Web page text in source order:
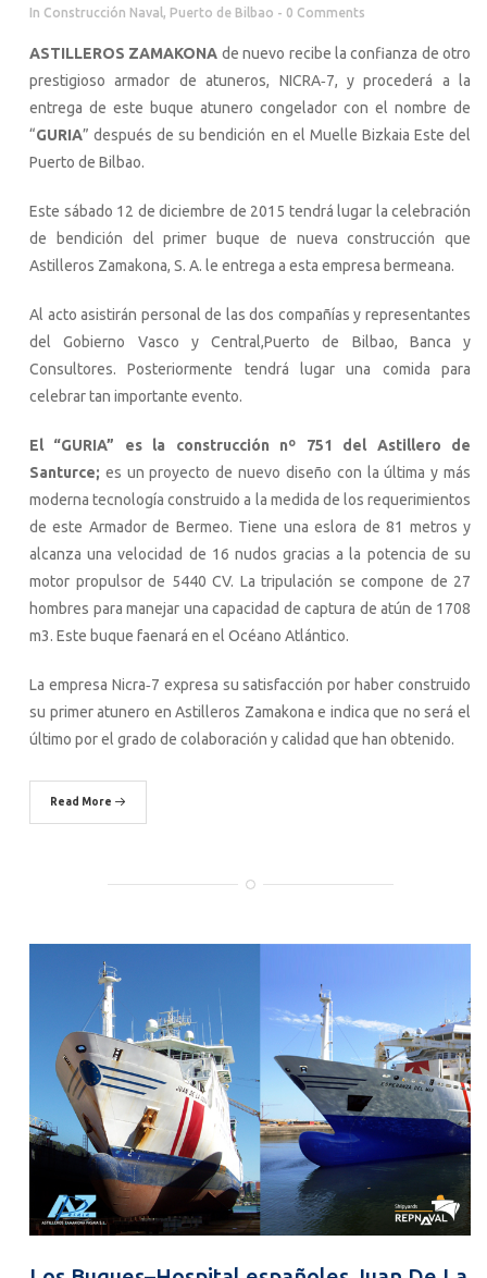
In Construcción Naval, Puerto de Bilbao 0 Comments
ASTILLEROS ZAMAKONA de nuevo recibe la confianza de otro
prestigioso armador de atuneros, NICRA‐7, y procederá a la
entrega de este buque atunero congelador con el nombre de
“GURIA” después de su bendición en el Muelle Bizkaia Este del
Puerto de Bilbao.
Este sábado 12 de diciembre de 2015 tendrá lugar la celebración
de bendición del primer buque de nueva construcción que
Astilleros Zamakona, S. A. le entrega a esta empresa bermeana.
Al acto asistirán personal de las dos compañías y representantes
del Gobierno Vasco y Central,Puerto de Bilbao, Banca y
Consultores. Posteriormente tendrá lugar una comida para
celebrar tan importante evento.
El “GURIA” es la construcción nº 751 del Astillero de
Santurce; es un proyecto de nuevo diseño con la última y más
moderna tecnología construido a la medida de los requerimientos
de este Armador de Bermeo. Tiene una eslora de 81 metros y
alcanza una velocidad de 16 nudos gracias a la potencia de su
motor propulsor de 5440 CV. La tripulación se compone de 27
hombres para manejar una capacidad de captura de atún de 1708
m3. Este buque faenará en el Océano Atlántico.
La empresa Nicra‐7 expresa su satisfacción por haber construido
su primer atunero en Astilleros Zamakona e indica que no será el
último por el grado de colaboración y calidad que han obtenido.
Read More